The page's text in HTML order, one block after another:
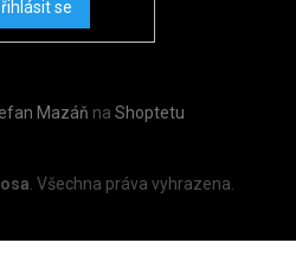
se
Mazáň na Shoptetu
. Všechna práva vyhrazena.